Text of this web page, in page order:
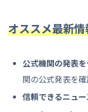
オススメ最新
公式機関の発表
関の公式発表を確
信頼できるニュ